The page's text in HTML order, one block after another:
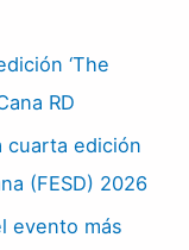
‘The
RD
cuarta edición
(FESD) 2026
evento más